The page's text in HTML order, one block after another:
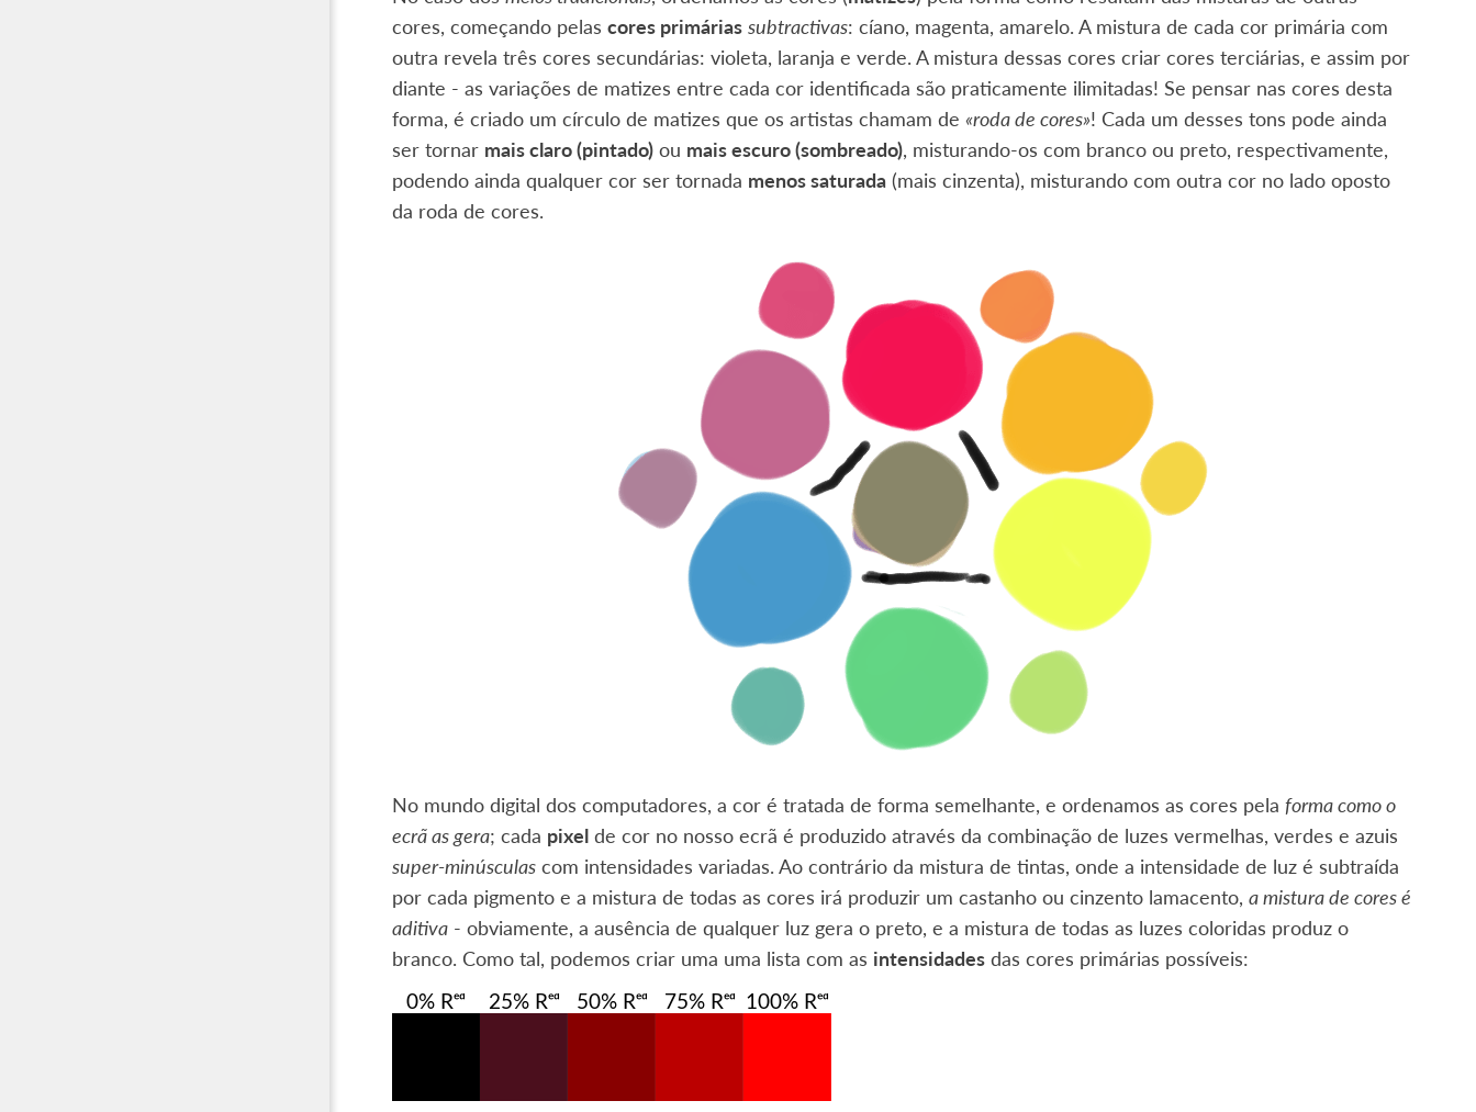
cores, começando pelas cores primárias subtractivas: cíano, magenta, amarelo. A mistura de cada cor primária com
outra revela três cores secundárias: violeta, laranja e verde. A mistura dessas cores criar cores terciárias, e assim por
diante - as variações de matizes entre cada cor identificada são praticamente ilimitadas! Se pensar nas cores desta
forma, é criado um círculo de matizes que os artistas chamam de «roda de cores»! Cada um desses tons pode ainda
ser tornar mais claro (pintado)ou mais escuro (sombreado), misturando-os com branco ou preto, respectivamente,
podendo ainda qualquer cor ser tornada menos saturada(mais cinzenta), misturando com outra cor no lado oposto
da roda de cores.
No mundo digital dos computadores, a cor é tratada de forma semelhante, e ordenamos as cores pela forma como o
ecrã as gera; cada pixelde cor no nosso ecrã é produzido através da combinação de luzes vermelhas, verdes e azuis
super-minúsculascom intensidades variadas. Ao contrário da mistura de tintas, onde a intensidade de luz é subtraída
por cada pigmento e a mistura de todas as cores irá produzir um castanho ou cinzento lamacento, a mistura de cores é
aditiva- obviamente, a ausência de qualquer luz gera o preto, e a mistura de todas as luzes coloridas produz o
branco. Como tal, podemos criar uma uma lista com as intensidadesdas cores primárias possíveis: